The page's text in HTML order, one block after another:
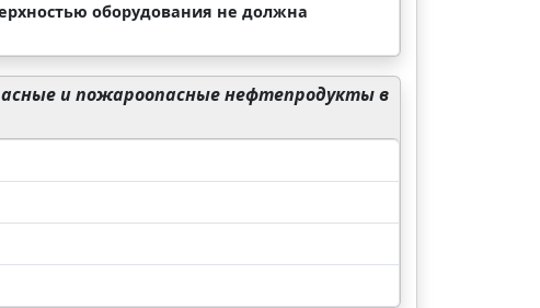
оборудования не должна
и пожароопасные нефтепродукты в